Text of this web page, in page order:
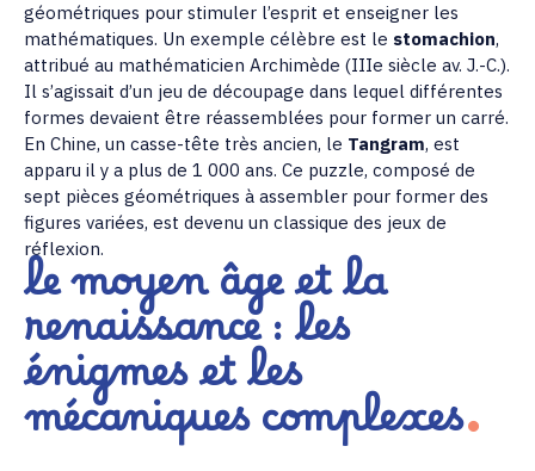
géométriques pour stimuler l’esprit et enseigner les
mathématiques. Un exemple célèbre est le stomachion,
attribué au mathématicien Archimède (IIIe siècle av. J.-C.).
Il s’agissait d’un jeu de découpage dans lequel différentes
formes devaient être réassemblées pour former un carré.
En Chine, un casse-tête très ancien, le Tangram, est
apparu il y a plus de 1 000 ans. Ce puzzle, composé de
sept pièces géométriques à assembler pour former des
figures variées, est devenu un classique des jeux de
réflexion.
le moyen âge et la
renaissance : les
énigmes et les
mécaniques complexes